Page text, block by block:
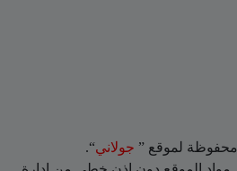
لموقع ” جولاني“.